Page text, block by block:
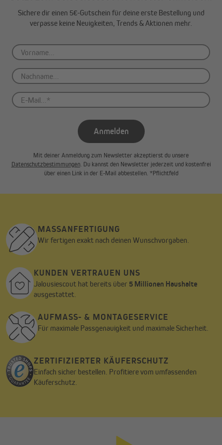
Verschmutzungen
Bitte verzichte auf aggressive Reinigungsmittel und
Hochdruckreiniger, um das Material zu schonen und die
Langlebigkeit deiner Markise zu gewährleisten.
Schaffe dir deinen persönlichen Wohlfühlort im Freien mit der
paramondo Kassettenmarkise Quadris - dein perfekter Begleiter
für entspannte Momente.
Sichere dir einen 5€-Gutschein für deine erste Bestellung und
verpasse keine Neuigkeiten, Trends & Aktionen mehr.
Anmelden
Mit deiner Anmeldung zum Newsletter akzeptierst du unsere
Datenschutzbestimmungen. Du kannst den Newsletter jederzeit und kostenfrei
über einen Link in der E-Mail abbestellen. *Pflichtfeld
MASSANFERTIGUNG
Wir fertigen exakt nach deinen Wunschvorgaben.
KUNDEN VERTRAUEN UNS
Jalousiescout hat bereits über 5 Millionen Haushalte
ausgestattet.
AUFMASS- & MONTAGESERVICE
Für maximale Passgenauigkeit und maximale Sicherheit.
ZERTIFIZIERTER KÄUFERSCHUTZ
Einfach sicher bestellen. Profitiere vom umfassenden
Käuferschutz.